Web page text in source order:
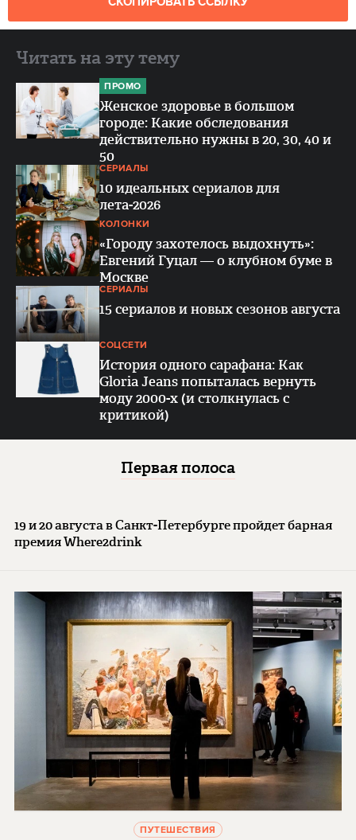
Читать на эту тему
ПРОМО
Женское здоровье в большом
городе: Какие обследования
действительно нужны в 20, 30, 40 и
50
СЕРИАЛЫ
10 идеальных сериалов для
лета-2026
КОЛОНКИ
«Городу захотелось выдохнуть»:
Евгений Гуцал — о клубном буме в
Москве
СЕРИАЛЫ
15 сериалов и новых сезонов августа
СОЦСЕТИ
История одного сарафана: Как
Gloria Jeans попыталась вернуть
моду 2000-х (и столкнулась с
критикой)
Первая полоса
19 и 20 августа в Санкт-Петербурге пройдет барная
премия Where2drink
ПУТЕШЕСТВИЯ